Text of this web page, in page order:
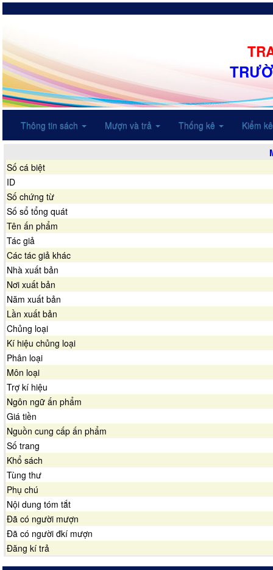
Thông tin sách Mượn và trả Thống kê Kiểm
Số cá biệt
ID
Số chứng từ
Số sổ tổng quát
Tên ấn phẩm
Tác giả
Các tác giả khác
Nhà xuất bản
Nơi xuất bản
Năm xuất bản
Lần xuất bản
Chủng loại
Kí hiệu chủng loại
Phân loại
Môn loại
Trợ kí hiệu
Ngôn ngữ ấn phẩm
Giá tiền
Nguồn cung cấp ấn phẩm
Số trang
Khổ sách
Tùng thư
Phụ chú
Nội dung tóm tắt
Đã có người mượn
Đã có người đkí mượn
Đăng kí trả